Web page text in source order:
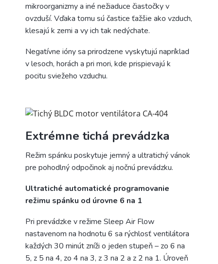
mikroorganizmy a iné nežiaduce čiastočky v
ovzduší. Vďaka tomu sú častice ťažšie ako vzduch,
klesajú k zemi a vy ich tak nedýchate.
Negatívne ióny sa prirodzene vyskytujú napríklad
v lesoch, horách a pri mori, kde prispievajú k
pocitu sviežeho vzduchu.
Extrémne tichá prevádzka
Režim spánku poskytuje jemný a ultratichý vánok
pre pohodlný odpočinok aj nočnú prevádzku.
Ultratiché automatické programovanie
režimu spánku od úrovne 6 na 1
Pri prevádzke v režime Sleep Air Flow
nastavenom na hodnotu 6 sa rýchlosť ventilátora
každých 30 minút zníži o jeden stupeň – zo 6 na
5, z 5 na 4, zo 4 na 3, z 3 na 2 a z 2 na 1. Úroveň